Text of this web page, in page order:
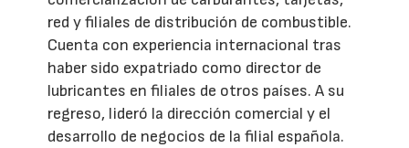
red y filiales de distribución de combustible.
Cuenta con experiencia internacional tras
haber sido expatriado como director de
lubricantes en filiales de otros países. A su
regreso, lideró la dirección comercial y el
desarrollo de negocios de la filial española.